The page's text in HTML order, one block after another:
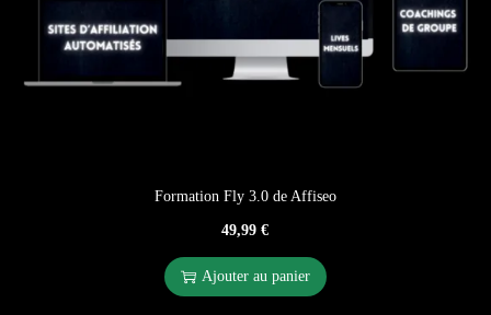
Formation Fly 3.0 de Affiseo
49,99€
Ajouter au panier